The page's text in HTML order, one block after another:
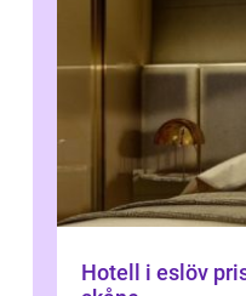
Hotell i eslöv prisvärt boende mitt i